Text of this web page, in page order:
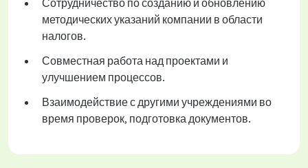
Сотрудничество по созданию и обновлению
методических указаний компании в области
налогов.
Совместная работа над проектами и
улучшением процессов.
Взаимодействие с другими учреждениями во
время проверок, подготовка документов.